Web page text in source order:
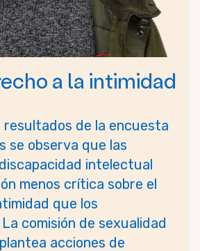
a la intimidad
resultados de la encuesta
se observa que las
intelectual
menos crítica sobre el
que los
La comisión de sexualidad
acciones de